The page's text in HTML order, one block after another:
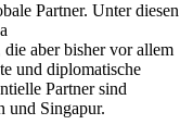
Partner. Unter diesen
die aber bisher vor allem
und diplomatische
Partner sind
und Singapur.